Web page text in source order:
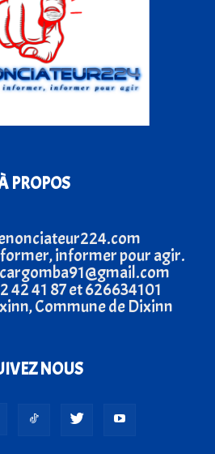
PROPOS
informer pour agir.
42 41 87 et 626634101
Commune de Dixinn
NOUS